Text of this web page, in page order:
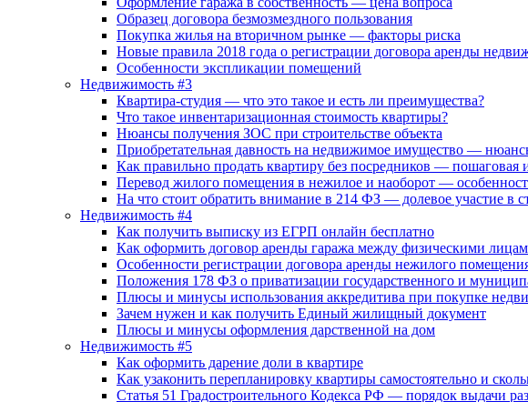
Образец договора безмозмездного пользования
Покупка жилья на вторичном рынке — факторы риска
Новые правила 2018 года о регистрации договора аренды
Особенности экспликации помещений
Недвижимость #3
Квартира-студия — что это такое и есть ли преимущества?
Что такое инвентаризационная стоимость квартиры?
Нюансы получения ЗОС при строительстве объекта
Приобретательная давность на недвижимое имущество —
Как правильно продать квартиру без посредников — пошаговая
Перевод жилого помещения в нежилое и наоборот —
На что стоит обратить внимание в 214 ФЗ — долевое участие в
Недвижимость #4
Как получить выписку из ЕГРП онлайн бесплатно
Как оформить договор аренды гаража между физическими
Особенности регистрации договора аренды нежилого
Положения 178 ФЗ о приватизации государственного и
Плюсы и минусы использования аккредитива при покупке
Зачем нужен и как получить Единый жилищный документ
Плюсы и минусы оформления дарственной на дом
Недвижимость #5
Как оформить дарение доли в квартире
Как узаконить перепланировку квартиры самостоятельно и
Статья 51 Градостроительного Кодекса РФ — порядок выдачи